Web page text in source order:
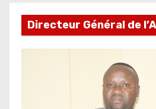
Directeur Général de